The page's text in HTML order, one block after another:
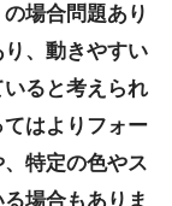
場合問題あり
、動きやすい
ると考えられ
はよりフォー
特定の色やス
場合もありま